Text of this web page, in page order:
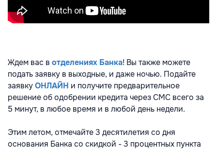
Ждем вас в отделениях Банка! Вы также можете
подать заявку в выходные, и даже ночью. Подайте
заявкуОНЛАЙН и получите предварительное
решение об одобрении кредита через СМС всего за
5 минут, в любое время и в любой день недели.
Этим летом, отмечайте 3 десятилетия со дня
основания Банка со скидкой - 3 процентных пункта